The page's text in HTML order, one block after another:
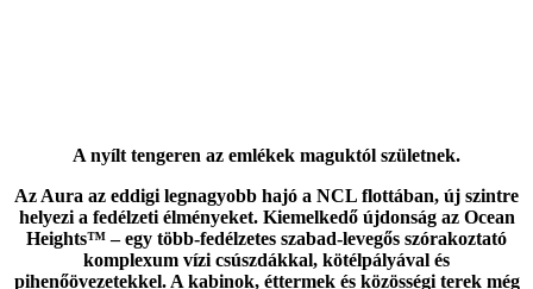
A nyílt tengeren az emlékek maguktól születnek.
Az Aura az eddigi legnagyobb hajó a NCL flottában, új szintre
helyezi a fedélzeti élményeket. Kiemelkedő újdonság az Ocean
Heights™ – egy több-fedélzetes szabad-levegős szórakoztató
komplexum vízi csúszdákkal, kötélpályával és
pihenőövezetekkel. A kabinok, éttermek és közösségi terek még